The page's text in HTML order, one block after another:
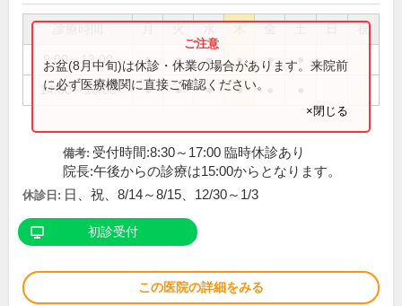
祝
9:00～13:00 ● ● ● ● ●
14:00～18:00 ● ● ● ●
お盆(8月中旬)は休診・休業の場合があります。来院前
に必ず医療機関に直接ご確認ください。
×閉じる
備考: 受付時間:8:30～17:00 臨時休診あり
院長:午後からの診療は15:00からとなります。
休診日: 日、祝、8/14～8/15、12/30～1/3
初診受付
この医院の詳細をみる